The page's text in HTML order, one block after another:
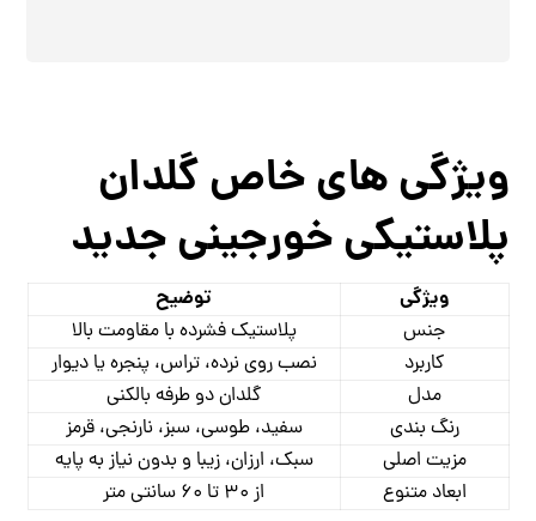
ویژگی ‌های خاص گلدان
پلاستیکی خورجینی جدید
ویژگی توضیح
جنس
پلاستیک فشرده با مقاومت بالا
کاربرد
نصب روی نرده، تراس، پنجره یا دیوار
مدل
گلدان دو طرفه بالکنی
رنگ ‌بندی
سفید، طوسی، سبز، نارنجی، قرمز
مزیت اصلی
سبک، ارزان، زیبا و بدون نیاز به پایه
ابعاد متنوع
از ۳۰ تا ۶۰ سانتی ‌متر